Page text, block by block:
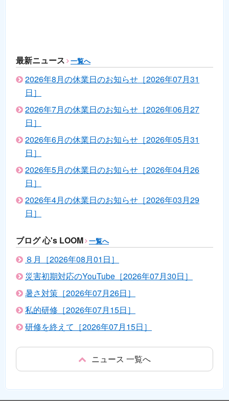
最新ニュース 一覧へ
2026年8月の休業日のお知らせ［2026年07月31
日］
2026年7月の休業日のお知らせ［2026年06月27
日］
2026年6月の休業日のお知らせ［2026年05月31
日］
2026年5月の休業日のお知らせ［2026年04月26
日］
2026年4月の休業日のお知らせ［2026年03月29
日］
ブログ 心's LOOM 一覧へ
８月［2026年08月01日］
災害初期対応のYouTube［2026年07月30日］
暑さ対策［2026年07月26日］
私的研修［2026年07月15日］
研修を終えて［2026年07月15日］
ニュース 一覧へ